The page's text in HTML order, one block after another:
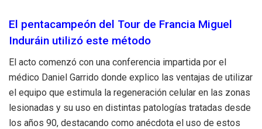
El pentacampeón del Tour de Francia Miguel
Induráin utilizó este método
El acto comenzó con una conferencia impartida por el
médico Daniel Garrido donde explico las ventajas de utilizar
el equipo que estimula la regeneración celular en las zonas
lesionadas y su uso en distintas patologías tratadas desde
los años 90, destacando como anécdota el uso de estos